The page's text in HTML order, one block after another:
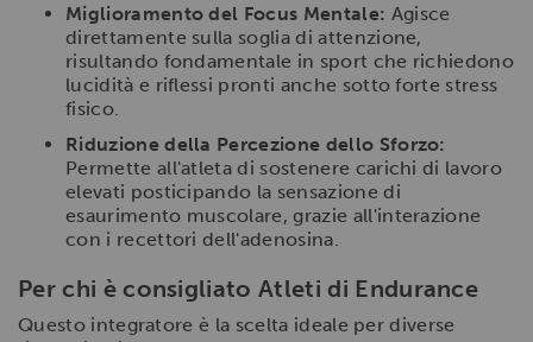
Miglioramento del Focus Mentale: Agisce
direttamente sulla soglia di attenzione,
risultando fondamentale in sport che richiedono
lucidità e riflessi pronti anche sotto forte stress
fisico.
Riduzione della Percezione dello Sforzo:
Permette all'atleta di sostenere carichi di lavoro
elevati posticipando la sensazione di
esaurimento muscolare, grazie all'interazione
con i recettori dell'adenosina.
Per chi è consigliato Atleti di Endurance
Questo integratore è la scelta ideale per diverse